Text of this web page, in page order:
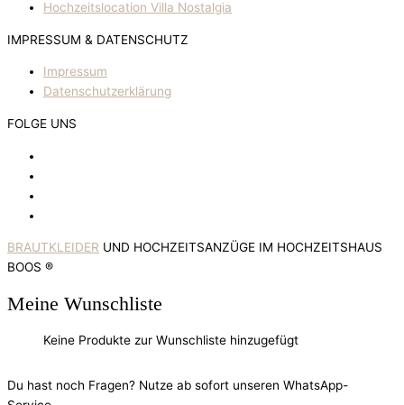
Hochzeitslocation Villa Nostalgia
IMPRESSUM & DATENSCHUTZ
Impressum
Datenschutzerklärung
FOLGE UNS
BRAUTKLEIDER UND HOCHZEITSANZÜGE IM HOCHZEITSHAUS
BOOS ®
Meine Wunschliste
Keine Produkte zur Wunschliste hinzugefügt
Du hast noch Fragen? Nutze ab sofort unseren WhatsApp-